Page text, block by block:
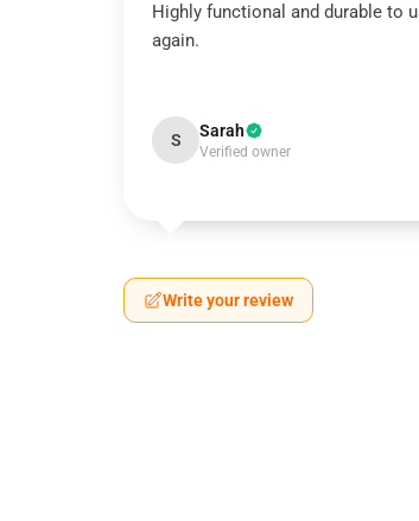
Highly functional and durable to
again.
S Sarah
Verified owner
Write your review